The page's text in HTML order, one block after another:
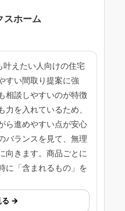
スホーム
叶えたい人向けの住宅
すい間取り提案に強
相談しやすいのが特徴
を入れているため、
ら進めやすい点が安心
バランスを見て、無理
向きます。商品ごとに
に「含まれるもの」を
る →